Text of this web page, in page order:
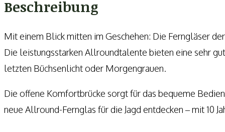
Beschreibung
Mit einem Blick mitten im Geschehen: Die Ferngläser
Die leistungsstarken Allroundtalente bieten eine sehr
letzten Büchsenlicht oder Morgengrauen.
Die offene Komfortbrücke sorgt für das bequeme
neue Allround-Fernglas für die Jagd entdecken – mit 10